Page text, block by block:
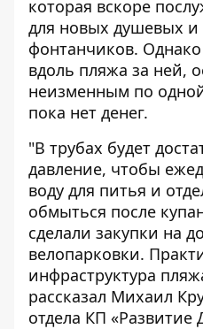
которая вскоре
для новых душевых и
фонтанчиков. Однако
вдоль пляжа за ней,
неизменным по
пока нет денег.
"В трубах будет
давление, чтобы
воду для питья и
обмыться после
сделали закупки на
велопарковки.
инфраструктура
рассказал Михаил
отдела КП «Развитие